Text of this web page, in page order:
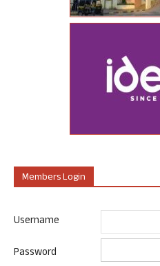
Members Login
Username
Password